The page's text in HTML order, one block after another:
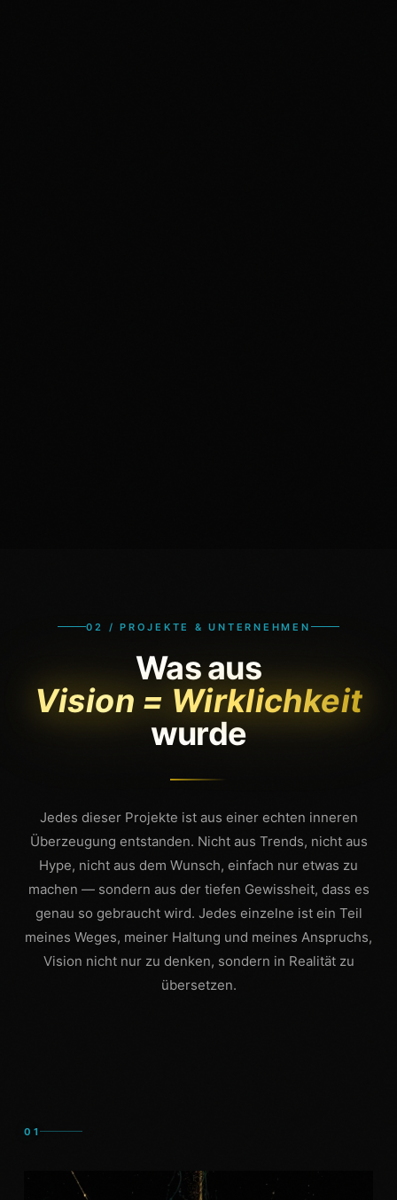
02 / PROJEKTE & UNTERNEHMEN
Was aus
Vision = Wirklichkeit
wurde
Jedes dieser Projekte ist aus einer echten inneren
Überzeugung entstanden. Nicht aus Trends, nicht aus
Hype, nicht aus dem Wunsch, einfach nur etwas zu
machen — sondern aus der tiefen Gewissheit, dass es
genau so gebraucht wird. Jedes einzelne ist ein Teil
meines Weges, meiner Haltung und meines Anspruchs,
Vision nicht nur zu denken, sondern in Realität zu
übersetzen.
01